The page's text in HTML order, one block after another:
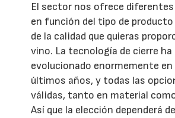
El sector nos ofrece
en función del tipo de
de la calidad que quieras
vino. La tecnología de cierre ha
evolucionado enormemente
últimos años, y todas las
válidas, tanto en material
Así que la elección dependerá